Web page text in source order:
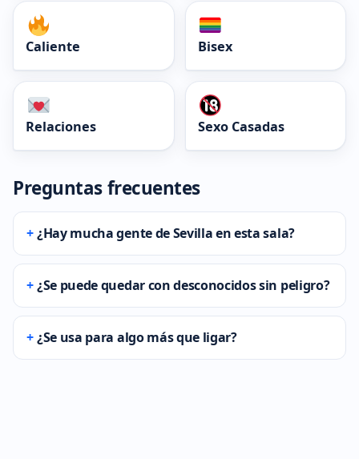
Caliente Bisex
Relaciones Sexo Casadas
Preguntas frecuentes
¿Hay mucha gente de Sevilla en esta sala?
¿Se puede quedar con desconocidos sin peligro?
¿Se usa para algo más que ligar?